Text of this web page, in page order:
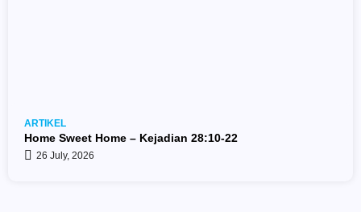
ARTIKEL
Home Sweet Home – Kejadian 28:10-22
26 July, 2026